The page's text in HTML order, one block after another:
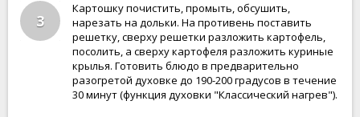
3
Картошку почистить, промыть, обсушить,
нарезать на дольки. На противень поставить
решетку, сверху решетки разложить картофель,
посолить, а сверху картофеля разложить куриные
крылья. Готовить блюдо в предварительно
разогретой духовке до 190-200 градусов в течение
30 минут (функция духовки "Классический нагрев").